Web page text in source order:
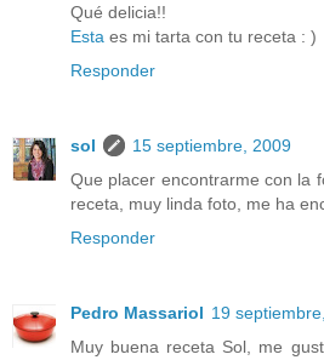
Qué delicia!!
Esta es mi tarta con tu receta : )
Responder
sol
15 septiembre, 2009
Que placer encontrarme con la
receta, muy linda foto, me ha
Responder
Pedro Massariol 19
Muy buena receta Sol, me